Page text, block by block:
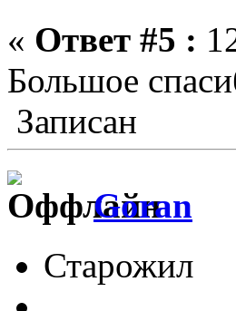
« Ответ #5 :
Большое
Записан
Goran
Старожил